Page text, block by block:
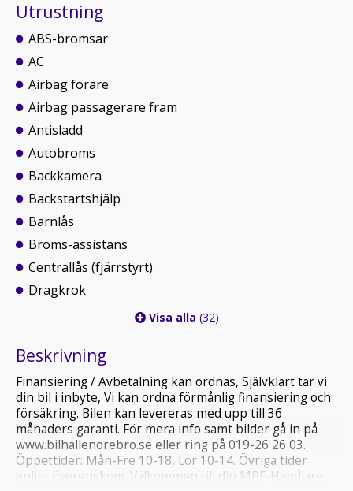
Utrustning
ABS-bromsar
AC
Airbag förare
Airbag passagerare fram
Antisladd
Autobroms
Backkamera
Backstartshjälp
Barnlås
Broms-assistans
Centrallås (fjärrstyrt)
Dragkrok
Visa alla (32)
Beskrivning
Finansiering / Avbetalning kan ordnas, Självklart tar vi
din bil i inbyte, Vi kan ordna förmånlig finansiering och
försäkring. Bilen kan levereras med upp till 36
månaders garanti. För mera info samt bilder gå in på
www.bilhallenorebro.se eller ring på 019-26 26 03.
Öppettider: Mån-Fre 10-18, Lör 10-14. Övriga tider
enligt överenskom. Välkommen till din MRF-Handlare.